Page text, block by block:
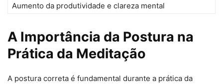
Aumento da produtividade e clareza mental
A Importância da Postura na
Prática da Meditação
A postura correta é fundamental durante a prática da